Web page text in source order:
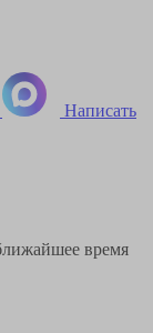
Написать
время